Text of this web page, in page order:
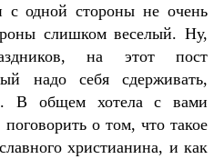
с одной стороны не очень
слишком веселый. Ну,
на этот пост
надо себя сдерживать,
В общем хотела с вами
поговорить о том, что такое
христианина, и как